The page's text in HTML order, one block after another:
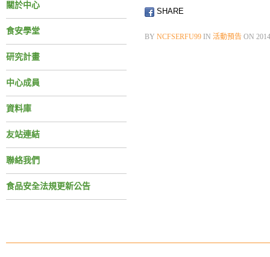
關於中心
食安學堂
研究計畫
中心成員
資料庫
友站連結
聯絡我們
食品安全法規更新公告
SHARE
BY NCFSERFU99 IN 活動預告 ON